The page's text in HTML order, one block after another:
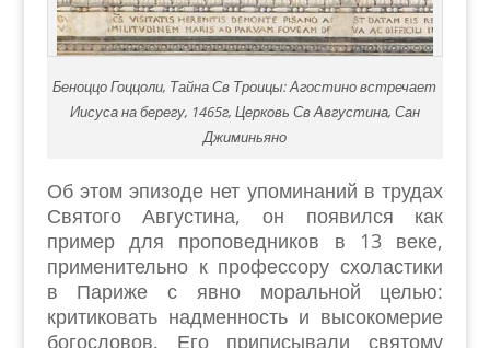
Беноццо Гоццоли, Тайна Св Троицы: Агостино встречает
Иисуса на берегу, 1465г, Церковь Св Августина, Сан
Джиминьяно
Об этом эпизоде нет упоминаний в трудах
Святого Августина, он появился как
пример для проповедников в 13 веке,
применительно к профессору схоластики
в Париже с явно моральной целью:
критиковать надменность и высокомерие
богословов. Его приписывали святому